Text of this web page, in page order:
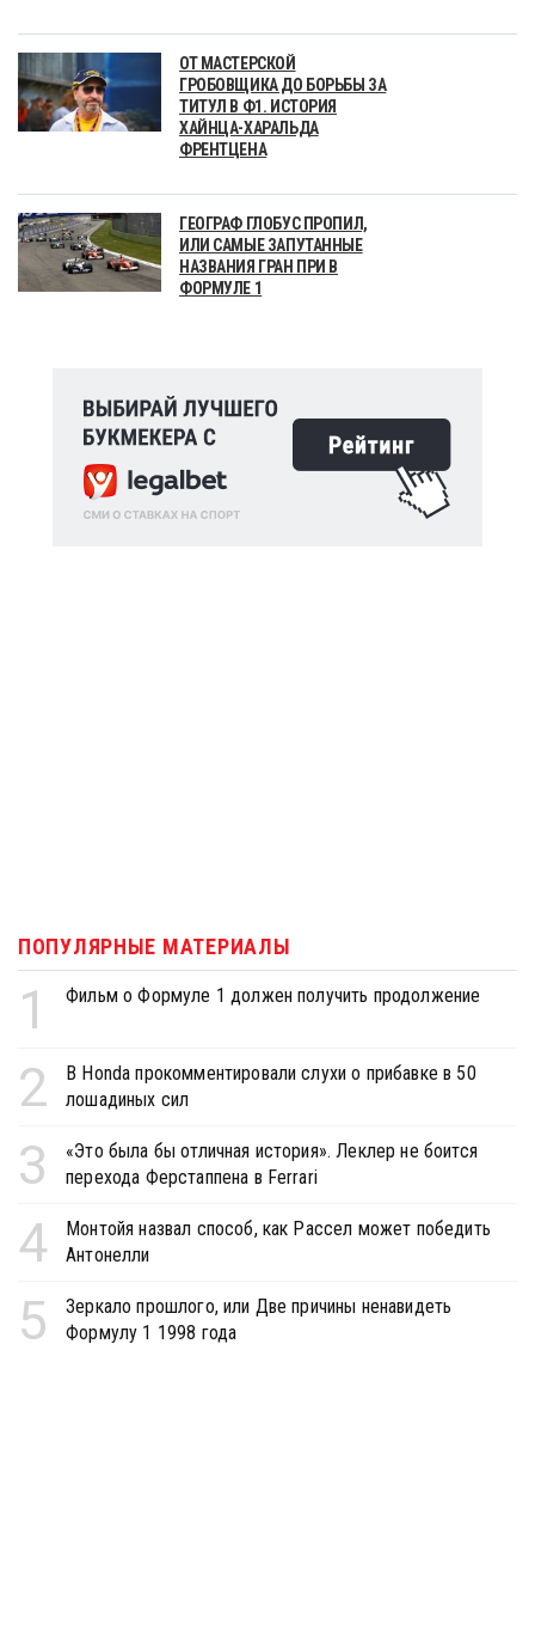
ОТ МАСТЕРСКОЙ
ГРОБОВЩИКА ДО БОРЬБЫ ЗА
ТИТУЛ В Ф1. ИСТОРИЯ
ХАЙНЦА-ХАРАЛЬДА
ФРЕНТЦЕНА
ГЕОГРАФ ГЛОБУС ПРОПИЛ,
ИЛИ САМЫЕ ЗАПУТАННЫЕ
НАЗВАНИЯ ГРАН ПРИ В
ФОРМУЛЕ 1
ПОПУЛЯРНЫЕ МАТЕРИАЛЫ
1 Фильм о Формуле 1 должен получить продолжение
2
В Honda прокомментировали слухи о прибавке в 50
лошадиных сил
3
«Это была бы отличная история». Леклер не боится
перехода Ферстаппена в Ferrari
4
Монтойя назвал способ, как Рассел может победить
Антонелли
5
Зеркало прошлого, или Две причины ненавидеть
Формулу 1 1998 года